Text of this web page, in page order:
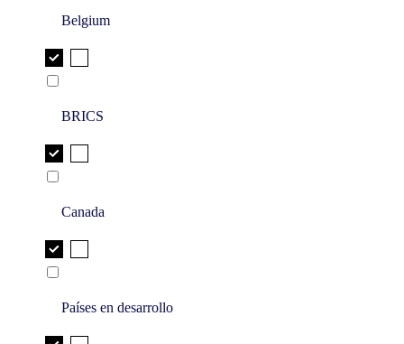
Belgium
BRICS
Canada
Países en desarrollo